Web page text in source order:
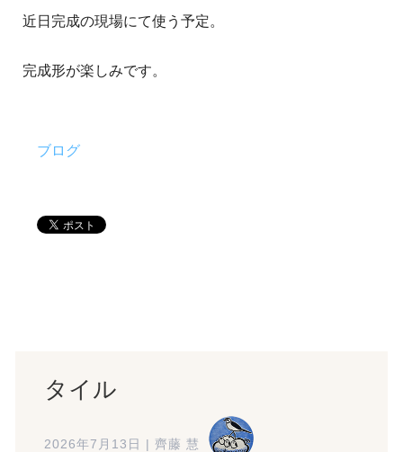
近日完成の現場にて使う予定。
完成形が楽しみです。
ブログ
タイル
2026年7月13日 齊藤 慧